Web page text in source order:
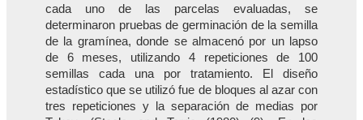
cada uno de las parcelas evaluadas, se
determinaron pruebas de germinación de la semilla
de la gramínea, donde se almacenó por un lapso
de 6 meses, utilizando 4 repeticiones de 100
semillas cada una por tratamiento. El diseño
estadístico que se utilizó fue de bloques al azar con
tres repeticiones y la separación de medias por